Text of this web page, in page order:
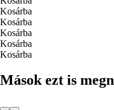
Kosárba
Kosárba
Kosárba
Kosárba
Kosárba
Mások ezt is